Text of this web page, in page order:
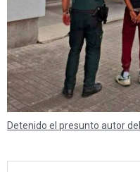
Detenido el presunto autor